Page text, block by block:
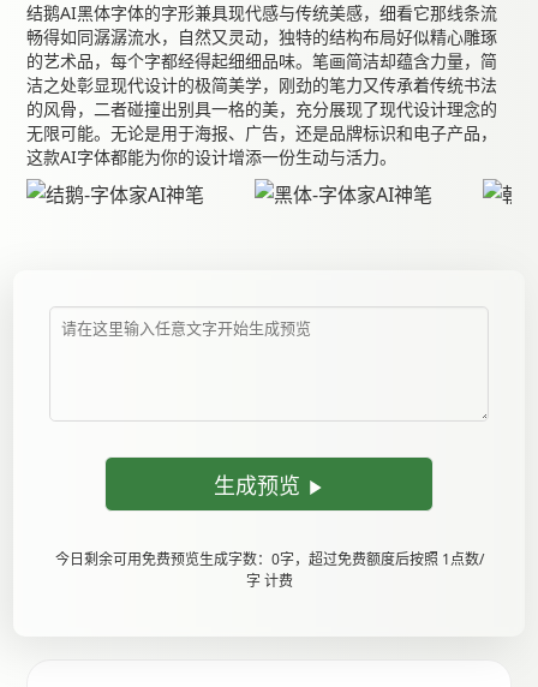
结鹅AI黑体字体的字形兼具现代感与传统美感，细看它那线条流
畅得如同潺潺流水，自然又灵动，独特的结构布局好似精心雕琢
的艺术品，每个字都经得起细细品味。笔画简洁却蕴含力量，简
洁之处彰显现代设计的极简美学，刚劲的笔力又传承着传统书法
的风骨，二者碰撞出别具一格的美，充分展现了现代设计理念的
无限可能。无论是用于海报、广告，还是品牌标识和电子产品，
这款AI字体都能为你的设计增添一份生动与活力。
生成预览
今日剩余可用免费预览生成字数：0字，超过免费额度后按照 1点数/
字 计费